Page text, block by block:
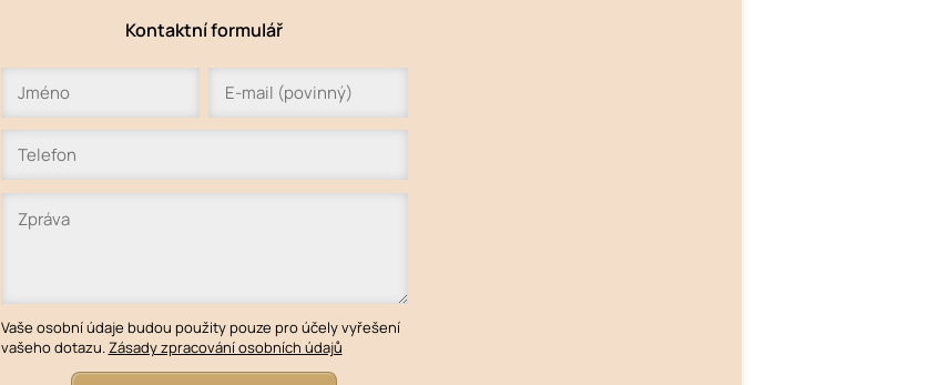
Kontaktní formulář
Vaše osobní údaje budou použity pouze pro účely vyřešení
vašeho dotazu.Zásady zpracování osobních údajů